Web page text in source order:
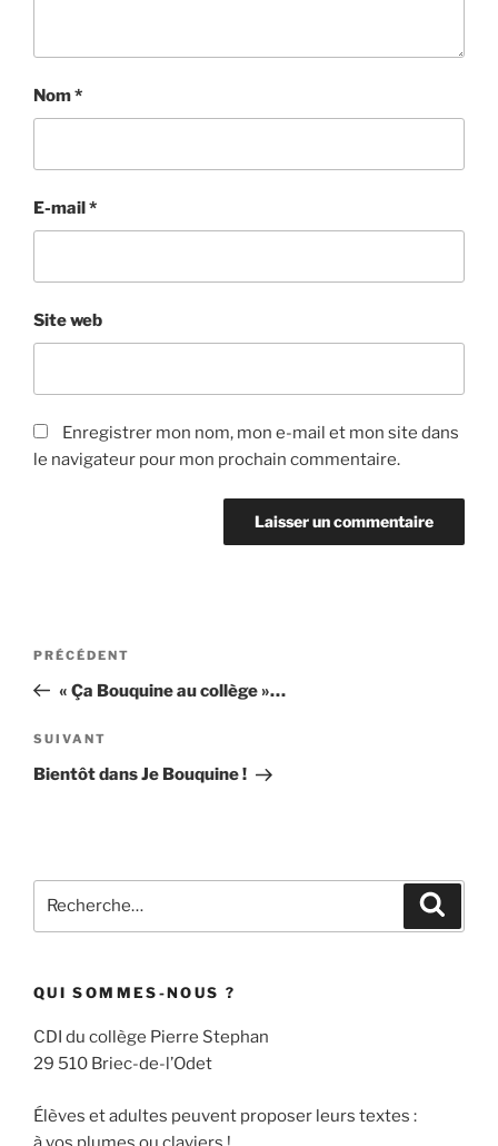
Nom*
E-mail*
Site web
Enregistrer mon nom, mon e-mail et mon site dans
le navigateur pour mon prochain commentaire.
Navigation
l’article
Article
précédent
PRÉCÉDENT
« Ça Bouquine au collège »…
Article
suivant
SUIVANT
Bientôt dans Je Bouquine !
pour
QUI SOMMES-NOUS ?
CDI du collège Pierre Stephan
29 510 Briec-de-l’Odet
Élèves et adultes peuvent proposer leurs textes :